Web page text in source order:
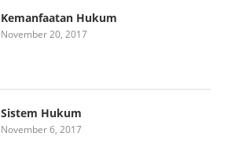
Kemanfaatan Hukum
November 20, 2017
Sistem Hukum
November 6, 2017